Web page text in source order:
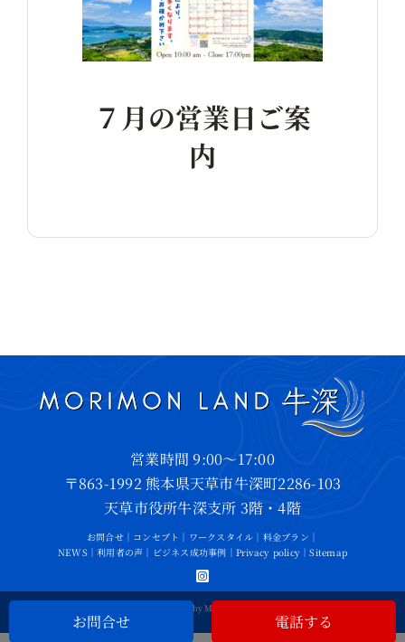
７月の営業日ご案
内
営業時間 9:00～17:00
〒863-1992 熊本県天草市牛深町2286-103
天草市役所牛深支所 3階・4階
お問合せ｜ コンセプト ｜ ワークスタイル ｜ 料金プラン ｜
NEWS｜利用者の声 ｜ ビジネス成功事例 ｜ Privacy policy ｜Sitemap
©2026 • All Rights Reserved by MORIMON LAND USHIBUKA
お問合せ 電話する